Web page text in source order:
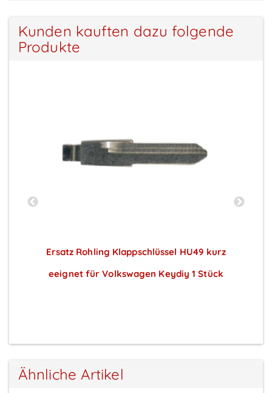
Kunden kauften dazu folgende
Produkte
Ersatz Rohling Klappschlüssel HU49 kurz
eeignet für Volkswagen Keydiy 1 Stück
Ähnliche Artikel